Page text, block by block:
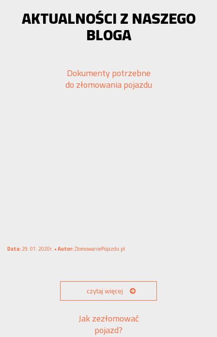
AKTUALNOŚCI Z NASZEGO
BLOGA
Dokumenty potrzebne
do złomowania pojazdu
Data:29. 01. 2020r. •Autor:ZlomowaniePojazdu.pl
czytaj więcej
Jak zezłomować
pojazd?